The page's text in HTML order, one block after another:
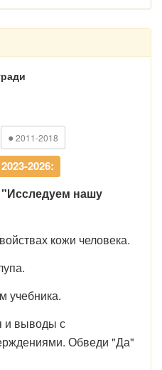
● 2011-2018
2026:
"Исследуем нашу
кожи человека.
учебника.
и выводы с
Обведи "Да"